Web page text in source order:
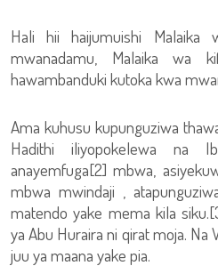
Hali hii haijumuishi Malaika
mwanadamu, Malaika wa
hawambanduki kutoka kwa
Ama kuhusu kupunguziwa
Hadithi iliyopokelewa na
anayemfuga[2] mbwa,
mbwa mwindaji ,
matendo yake mema kila
ya Abu Huraira ni qirat moja. Na
juu ya maana yake pia.